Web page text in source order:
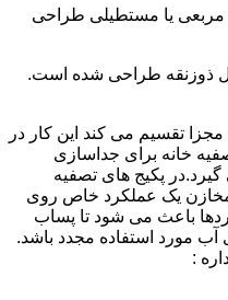
یا مستطیلی طراحی
تقسیم می کند این کار در
خانه برای جداسازی
پکیج های تصفیه
یک عملکرد خاص روی
باعث می شود تا پساب
آب مورد استفاده مجدد باشد.
: